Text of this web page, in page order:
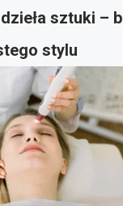
sztuki –
stylu